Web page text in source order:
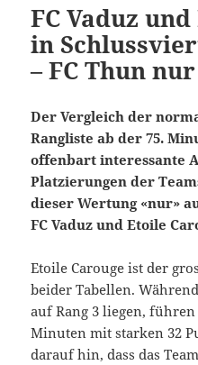
FC Vaduz
in
– FC Thun
Der Vergleich der
Rangliste ab der 75.
offenbart interessante
Platzierungen der
dieser Wertung «nur»
FC Vaduz und Etoile
Etoile Carouge ist der
beider Tabellen.
auf Rang 3 liegen,
Minuten mit starken 32
darauf hin, dass das